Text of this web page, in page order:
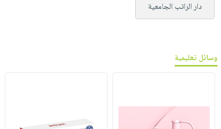
دار الراتب الجامعية
وسائل تعليمية